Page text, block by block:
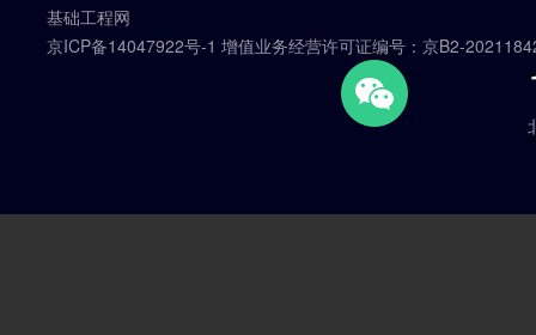
基础工程网
京ICP备14047922号-1 增值业务经营许可证编号：京B2-